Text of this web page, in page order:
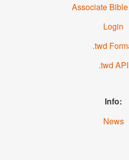
Associate
Login
.twd
.twd API
Info:
News